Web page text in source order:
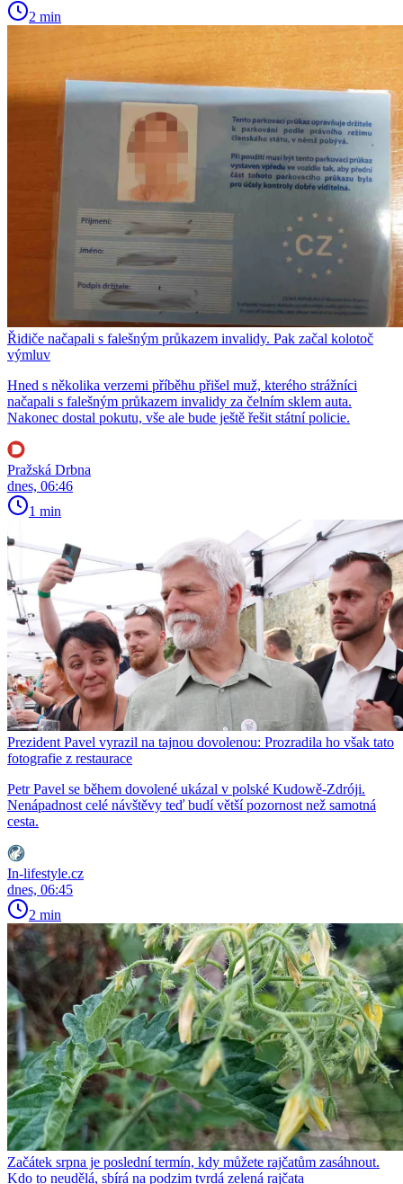
2 min
Řidiče načapali s falešným průkazem invalidy. Pak začal kolotoč
výmluv
Hned s několika verzemi příběhu přišel muž, kterého strážníci
načapali s falešným průkazem invalidy za čelním sklem auta.
Nakonec dostal pokutu, vše ale bude ještě řešit státní policie.
Pražská Drbna
dnes, 06:46
1 min
Prezident Pavel vyrazil na tajnou dovolenou: Prozradila ho však tato
fotografie z restaurace
Petr Pavel se během dovolené ukázal v polské Kudowě-Zdróji.
Nenápadnost celé návštěvy teď budí větší pozornost než samotná
cesta.
In-lifestyle.cz
dnes, 06:45
2 min
Začátek srpna je poslední termín, kdy můžete rajčatům zasáhnout.
Kdo to neudělá, sbírá na podzim tvrdá zelená rajčata